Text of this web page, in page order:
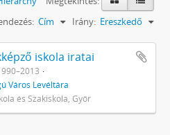
Cím Irány: Ereszkedő
iskola iratai
Város Levéltára
és Szakiskola, Győr